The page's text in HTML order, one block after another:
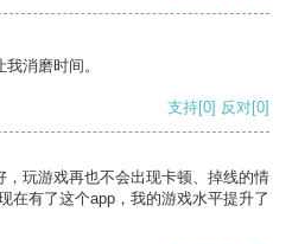
消磨时间。
支持[0] 反对[0]
玩游戏再也不会出现卡顿、掉线的情
在有了这个app，我的游戏水平提升了